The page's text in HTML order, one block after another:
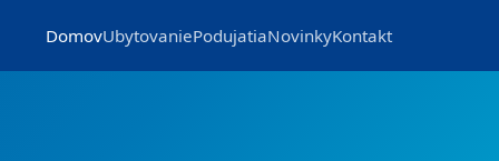
DomovUbytovaniePodujatiaNovinkyKontakt